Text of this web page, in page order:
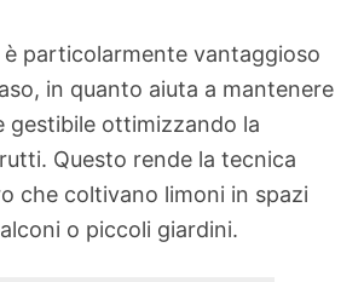
particolarmente vantaggioso
in quanto aiuta a mantenere
gestibile ottimizzando la
Questo rende la tecnica
che coltivano limoni in spazi
o piccoli giardini.